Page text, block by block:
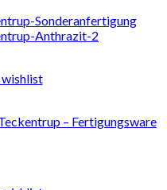
– Fertigungsware